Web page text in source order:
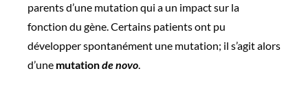
parents d’une mutation qui a un impact sur la
fonction du gène. Certains patients ont pu
développer spontanément une mutation; il s’agit alors
d’une mutationde novo.